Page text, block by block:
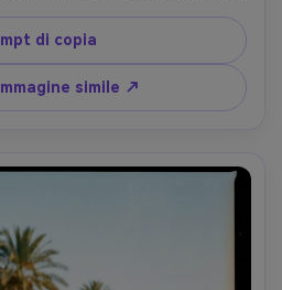
luminoso di mezzogiorno con
su Canon EOS R3, 35mm,
lifestyle, dettaglio
-ar 4:5
di copia
simile ↗